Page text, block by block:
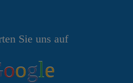
Sie uns auf
oogle